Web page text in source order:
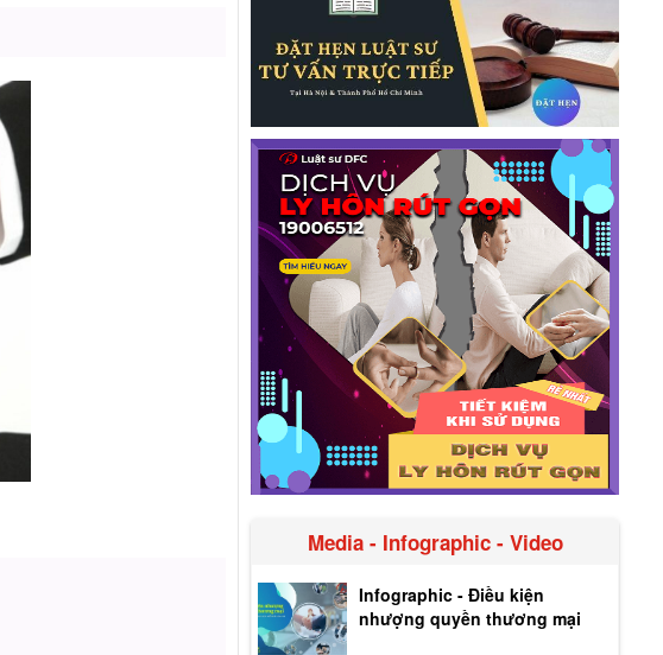
Media - Infographic - Video
Infographic - Điều kiện
nhượng quyền thương mại